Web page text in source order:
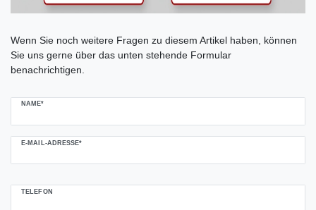
Wenn Sie noch weitere Fragen zu diesem Artikel haben, können
Sie uns gerne über das unten stehende Formular
benachrichtigen.
NAME*
E-MAIL-ADRESSE*
TELEFON